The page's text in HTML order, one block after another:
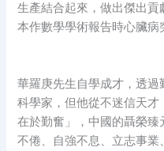
生產結合起來，做出傑出貢
本作數學學術報告時心臟病
華羅庚先生自學成才，透
科學家，但他從不迷信天
在於勤奮」，中國的聶榮
不倦、自強不息、立志事業